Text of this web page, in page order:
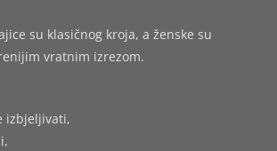
su klasičnog kroja, a ženske su
vratnim izrezom.
izbjeljivati,